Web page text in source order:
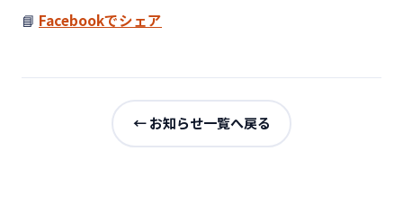
📘 Facebookでシェア
← お知らせ一覧へ戻る